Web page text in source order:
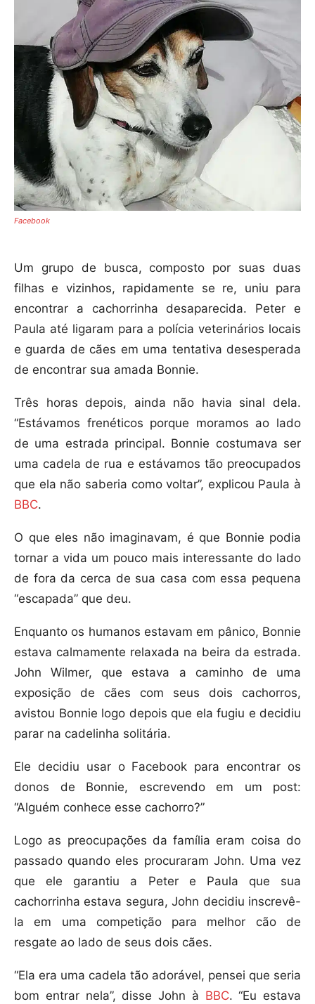
Facebook
Um grupo de busca, composto por suas duas
filhas e vizinhos, rapidamente se re, uniu para
encontrar a cachorrinha desaparecida. Peter e
Paula até ligaram para a polícia veterinários locais
e guarda de cães em uma tentativa desesperada
de encontrar sua amada Bonnie.
Três horas depois, ainda não havia sinal dela.
“Estávamos frenéticos porque moramos ao lado
de uma estrada principal. Bonnie costumava ser
uma cadela de rua e estávamos tão preocupados
que ela não saberia como voltar”, explicou Paula à
BBC.
O que eles não imaginavam, é que Bonnie podia
tornar a vida um pouco mais interessante do lado
de fora da cerca de sua casa com essa pequena
“escapada” que deu.
Enquanto os humanos estavam em pânico, Bonnie
estava calmamente relaxada na beira da estrada.
John Wilmer, que estava a caminho de uma
exposição de cães com seus dois cachorros,
avistou Bonnie logo depois que ela fugiu e decidiu
parar na cadelinha solitária.
Ele decidiu usar o Facebook para encontrar os
donos de Bonnie, escrevendo em um post:
“Alguém conhece esse cachorro?”
Logo as preocupações da família eram coisa do
passado quando eles procuraram John. Uma vez
que ele garantiu a Peter e Paula que sua
cachorrinha estava segura, John decidiu inscrevê-
la em uma competição para melhor cão de
resgate ao lado de seus dois cães.
“Ela era uma cadela tão adorável, pensei que seria
bom entrar nela”, disse John à BBC. “Eu estava